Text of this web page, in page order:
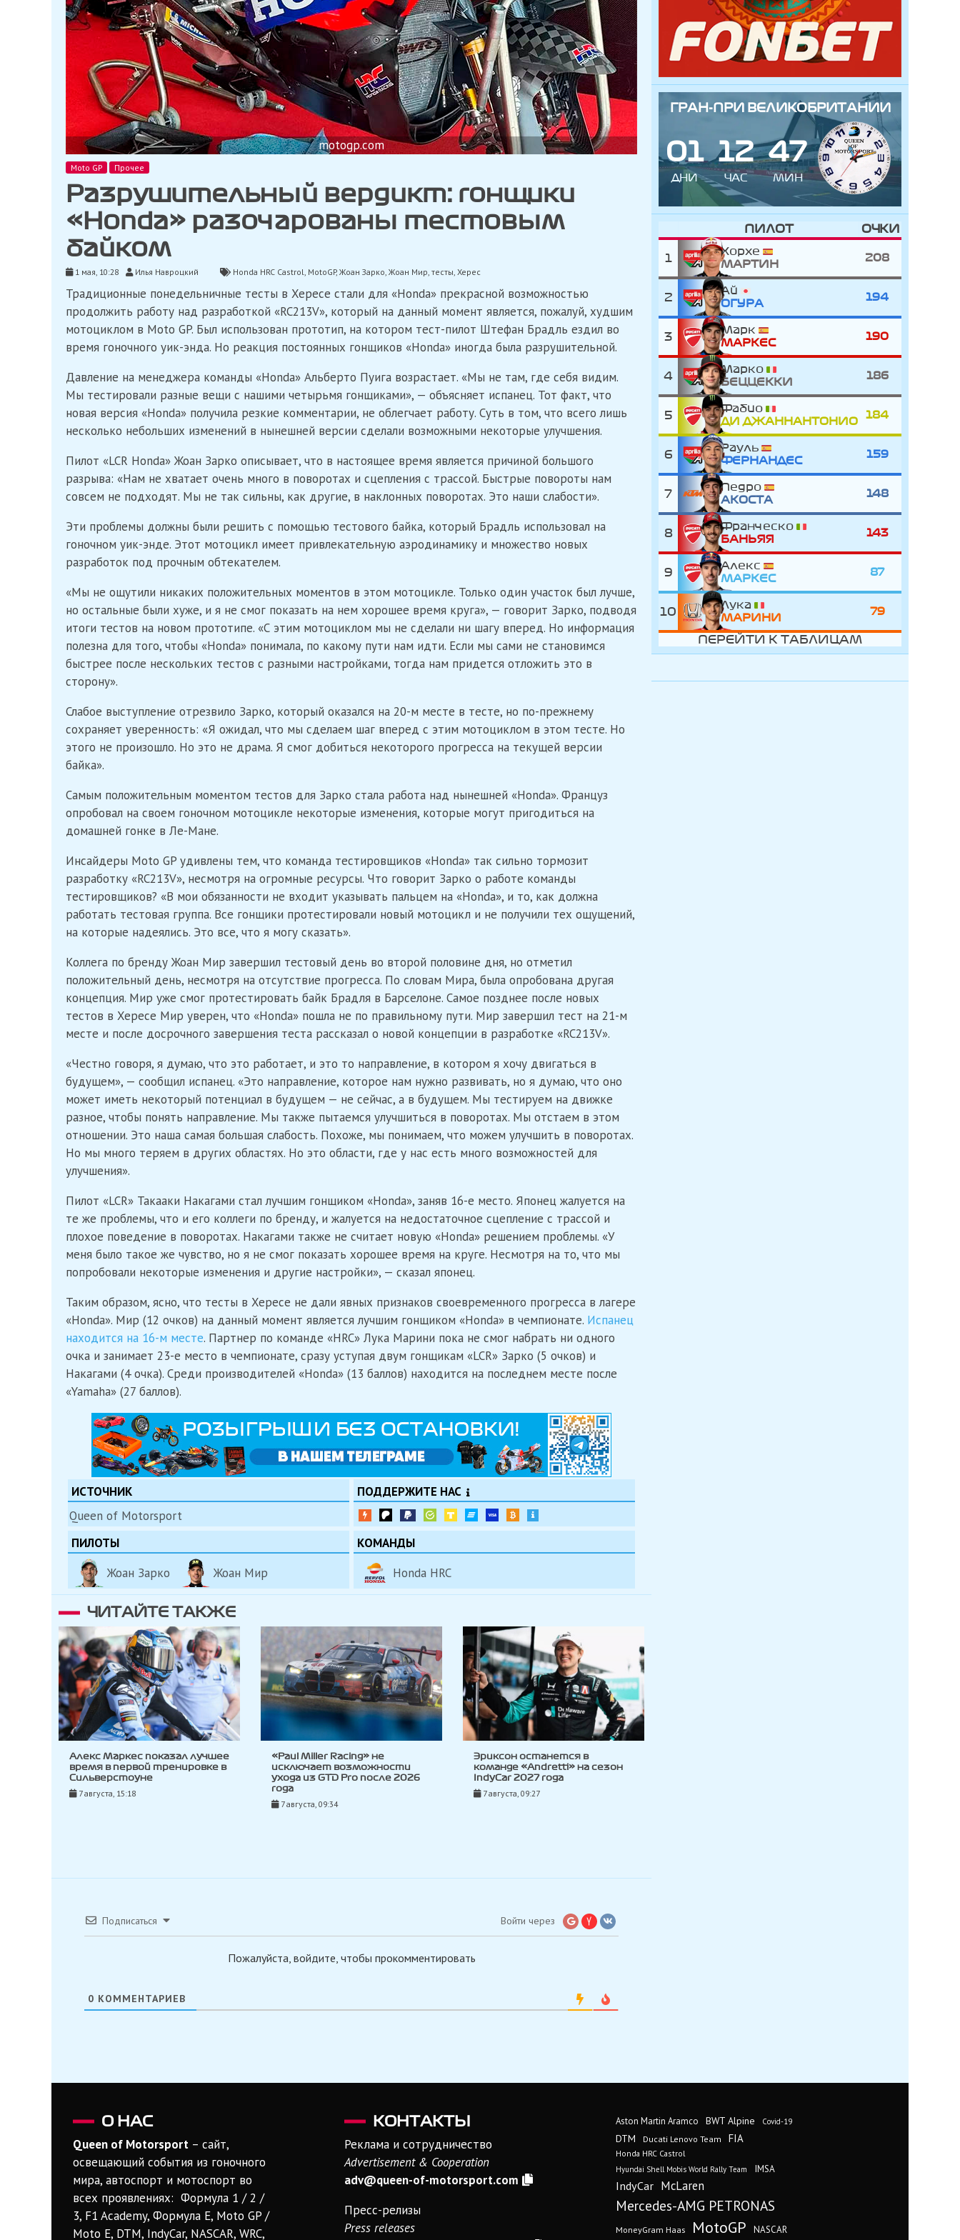
motogp.com
Moto GP Прочее
Разрушительный вердикт: гонщики
«Honda» разочарованы тестовым
байком
1 мая, 10:28 Илья Навроцкий Honda HRC Castrol, MotoGP, Жоан Зарко, Жоан Мир, тесты, Херес
Традиционные понедельничные тесты в Хересе стали для «Honda» прекрасной возможностью
продолжить работу над разработкой «RC213V», который на данный момент является, пожалуй, худшим
мотоциклом в Moto GP. Был использован прототип, на котором тест-пилот Штефан Брадль ездил во
время гоночного уик-энда. Но реакция постоянных гонщиков «Honda» иногда была разрушительной.
Давление на менеджера команды «Honda» Альберто Пуига возрастает. «Мы не там, где себя видим.
Мы тестировали разные вещи с нашими четырьмя гонщиками», — объясняет испанец. Тот факт, что
новая версия «Honda» получила резкие комментарии, не облегчает работу. Суть в том, что всего лишь
несколько небольших изменений в нынешней версии сделали возможными некоторые улучшения.
Пилот «LCR Honda» Жоан Зарко описывает, что в настоящее время является причиной большого
разрыва: «Нам не хватает очень много в поворотах и сцепления с трассой. Быстрые повороты нам
совсем не подходят. Мы не так сильны, как другие, в наклонных поворотах. Это наши слабости».
Эти проблемы должны были решить с помощью тестового байка, который Брадль использовал на
гоночном уик-энде. Этот мотоцикл имеет привлекательную аэродинамику и множество новых
разработок под прочным обтекателем.
«Мы не ощутили никаких положительных моментов в этом мотоцикле. Только один участок был лучше,
но остальные были хуже, и я не смог показать на нем хорошее время круга», — говорит Зарко, подводя
итоги тестов на новом прототипе. «С этим мотоциклом мы не сделали ни шагу вперед. Но информация
полезна для того, чтобы «Honda» понимала, по какому пути нам идти. Если мы сами не становимся
быстрее после нескольких тестов с разными настройками, тогда нам придется отложить это в
сторону».
Слабое выступление отрезвило Зарко, который оказался на 20-м месте в тесте, но по-прежнему
сохраняет уверенность: «Я ожидал, что мы сделаем шаг вперед с этим мотоциклом в этом тесте. Но
этого не произошло. Но это не драма. Я смог добиться некоторого прогресса на текущей версии
байка».
Самым положительным моментом тестов для Зарко стала работа над нынешней «Honda». Француз
опробовал на своем гоночном мотоцикле некоторые изменения, которые могут пригодиться на
домашней гонке в Ле-Мане.
Инсайдеры Moto GP удивлены тем, что команда тестировщиков «Honda» так сильно тормозит
разработку «RC213V», несмотря на огромные ресурсы. Что говорит Зарко о работе команды
тестировщиков? «В мои обязанности не входит указывать пальцем на «Honda», и то, как должна
работать тестовая группа. Все гонщики протестировали новый мотоцикл и не получили тех ощущений,
на которые надеялись. Это все, что я могу сказать».
Коллега по бренду Жоан Мир завершил тестовый день во второй половине дня, но отметил
положительный день, несмотря на отсутствие прогресса. По словам Мира, была опробована другая
концепция. Мир уже смог протестировать байк Брадля в Барселоне. Самое позднее после новых
тестов в Хересе Мир уверен, что «Honda» пошла не по правильному пути. Мир завершил тест на 21-м
месте и после досрочного завершения теста рассказал о новой концепции в разработке «RC213V».
«Честно говоря, я думаю, что это работает, и это то направление, в котором я хочу двигаться в
будущем», — сообщил испанец. «Это направление, которое нам нужно развивать, но я думаю, что оно
может иметь некоторый потенциал в будущем — не сейчас, а в будущем. Мы тестируем на движке
разное, чтобы понять направление. Мы также пытаемся улучшиться в поворотах. Мы отстаем в этом
отношении. Это наша самая большая слабость. Похоже, мы понимаем, что можем улучшить в поворотах.
Но мы много теряем в других областях. Но это области, где у нас есть много возможностей для
улучшения».
Пилот «LCR» Такааки Накагами стал лучшим гонщиком «Honda», заняв 16-е место. Японец жалуется на
те же проблемы, что и его коллеги по бренду, и жалуется на недостаточное сцепление с трассой и
плохое поведение в поворотах. Накагами также не считает новую «Honda» решением проблемы. «У
меня было такое же чувство, но я не смог показать хорошее время на круге. Несмотря на то, что мы
попробовали некоторые изменения и другие настройки», — сказал японец.
Таким образом, ясно, что тесты в Хересе не дали явных признаков своевременного прогресса в лагере
«Honda». Мир (12 очков) на данный момент является лучшим гонщиком «Honda» в чемпионате. Испанец
находится на 16-м месте. Партнер по команде «HRC» Лука Марини пока не смог набрать ни одного
очка и занимает 23-е место в чемпионате, сразу уступая двум гонщикам «LCR» Зарко (5 очков) и
Накагами (4 очка). Среди производителей «Honda» (13 баллов) находится на последнем месте после
«Yamaha» (27 баллов).
ИСТОЧНИК
Queen of Motorsport
ПОДДЕРЖИТЕ НАС
ПИЛОТЫ
Жоан Зарко
Жоан Мир
КОМАНДЫ
Honda HRC
ЧИТАЙТЕ ТАКЖЕ
Алекс Маркес показал лучшее
время в первой тренировке в
Сильверстоуне
7 августа, 15:18
«Paul Miller Racing» не
исключает возможности
ухода из GTD Pro после 2026
года
7 августа, 09:34
Эриксон останется в
команде «Andretti» на сезон
IndyCar 2027 года
7 августа, 09:27
Подписаться Войти через
Пожалуйста, войдите, чтобы прокомментировать
0 КОММЕНТАРИЕВ
ГРАН-ПРИ ВЕЛИКОБРИТАНИИ
01
ДНИ
12
ЧАС
47
МИН
ПИЛОТ ОЧКИ
1
Хорхе
МАРТИН
208
2
Ай
ОГУРА
194
3
Марк
МАРКЕС
190
4
Марко
БЕЦЦЕККИ
186
5
Фабио
ДИ ДЖАННАНТОНИО
184
6
Рауль
ФЕРНАНДЕС
159
7
Педро
АКОСТА
148
8
Франческо
БАНЬЯЯ
143
9
Алекс
МАРКЕС
87
10
Лука
МАРИНИ
79
ПЕРЕЙТИ К ТАБЛИЦАМ
О НАС
Queen of Motorsport – сайт,
освещающий события из гоночного
мира, автоспорт и мотоспорт во
всех проявлениях: Формула 1 / 2 /
3, F1 Academy, Формула Е, Moto GP /
Moto E, DTM, IndyCar, NASCAR, WRC,
КОНТАКТЫ
Реклама и сотрудничество
Advertisement & Cooperation
adv@queen-of-motorsport.com
Пресс-релизы
Press releases
Aston Martin Aramco BWT Alpine Covid-19
DTM Ducati Lenovo Team FIA
Honda HRC Castrol
Hyundai Shell Mobis World Rally Team IMSA
IndyCar McLaren
Mercedes-AMG PETRONAS
MoneyGram Haas MotoGP NASCAR